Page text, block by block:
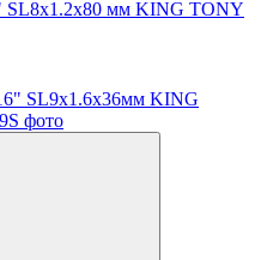
SL8х1.2х80 мм KING TONY